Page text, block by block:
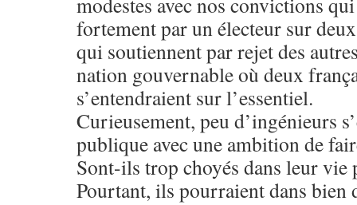
fortement par un électeur sur
qui soutiennent par rejet des
nation gouvernable où deux
s’entendraient sur l’essentiel.
Curieusement, peu d’ingénieurs
publique avec une ambition de
Sont-ils trop choyés dans leur vie
Pourtant, ils pourraient dans bien